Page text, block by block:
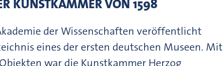
KUNSTKAMMER VON 1598
der Wissenschaften veröffentlicht
eines der ersten deutschen Museen. Mit
war die Kunstkammer Herzog